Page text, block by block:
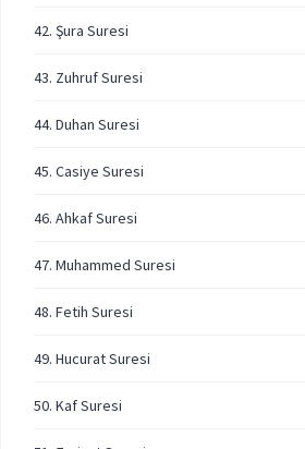
42. Şura Suresi
43. Zuhruf Suresi
44. Duhan Suresi
45. Casiye Suresi
46. Ahkaf Suresi
47. Muhammed Suresi
48. Fetih Suresi
49. Hucurat Suresi
50. Kaf Suresi